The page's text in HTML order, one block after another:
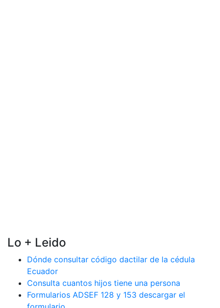
Lo + Leido
Dónde consultar código dactilar de la cédula
Ecuador
Consulta cuantos hijos tiene una persona
Formularios ADSEF 128 y 153 descargar el